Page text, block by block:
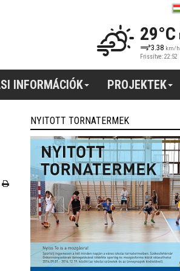
29°C
3.38 km/h
Frissítve: 22:52
INFORMÁCIÓK PROJEKTEK
NYITOTT TORNATERMEK